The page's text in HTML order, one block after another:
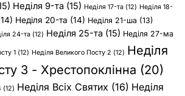
Неділя 9-та (15) Неділя 17-та (12) Неділя 18-
Неділя 20-та (14) Неділя 21-ша (13)
24-та (12) Неділя 25-та (15) Неділя 27-ма
1 (12) Неділя Великого Посту 2 (12) Неділя
3 - Хрестопоклінна (20)
(12) Неділя Всіх Святих (16) Неділя